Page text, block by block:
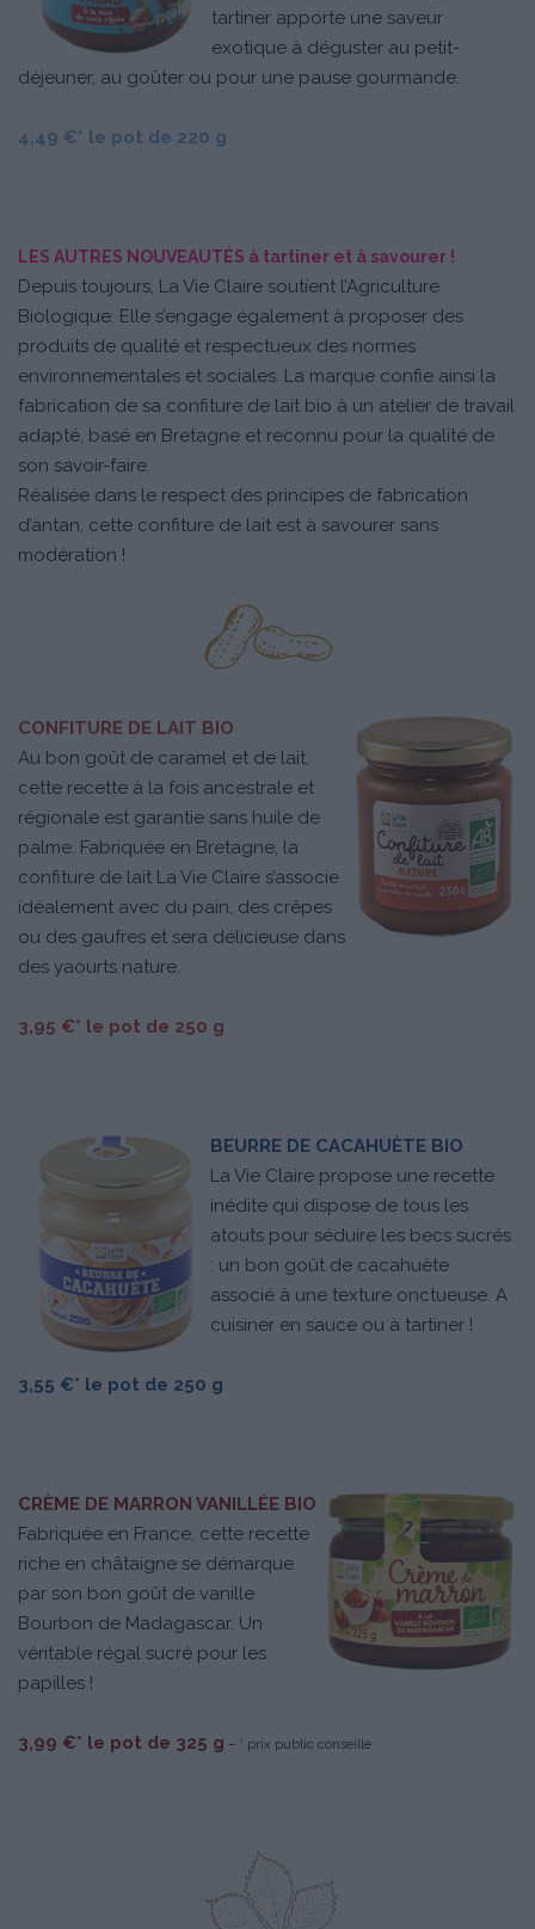
tartiner apporte une saveur
exotique à déguster au petit-
déjeuner, au goûter ou pour une pause gourmande.
4,49 €* le pot de 220 g
LES AUTRES NOUVEAUTÉS à tartiner et à savourer !
Depuis toujours, La Vie Claire soutient l’Agriculture
Biologique. Elle s’engage également à proposer des
produits de qualité et respectueux des normes
environnementales et sociales. La marque confie ainsi la
fabrication de sa confiture de lait bio à un atelier de travail
adapté, basé en Bretagne et reconnu pour la qualité de
son savoir-faire.
Réalisée dans le respect des principes de fabrication
d’antan, cette confiture de lait est à savourer sans
modération !
CONFITURE DE LAIT BIO
Au bon goût de caramel et de lait,
cette recette à la fois ancestrale et
régionale est garantie sans huile de
palme. Fabriquée en Bretagne, la
confiture de lait La Vie Claire s’associe
idéalement avec du pain, des crêpes
ou des gaufres et sera délicieuse dans
des yaourts nature.
3,95 €* le pot de 250 g
BEURRE DE CACAHUÈTE BIO
La Vie Claire propose une recette
inédite qui dispose de tous les
atouts pour séduire les becs sucrés
: un bon goût de cacahuète
associé à une texture onctueuse. A
cuisiner en sauce ou à tartiner !
3,55 €* le pot de 250 g
CRÈME DE MARRON VANILLÉE BIO
Fabriquée en France, cette recette
riche en châtaigne se démarque
par son bon goût de vanille
Bourbon de Madagascar. Un
véritable régal sucré pour les
papilles !
3,99 €* le pot de 325 g – * prix public conseillé